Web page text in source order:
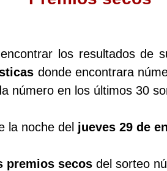
los resultados de
donde encontrara
número en los últimos 30
la noche del jueves 29 de
premios secos del sorteo